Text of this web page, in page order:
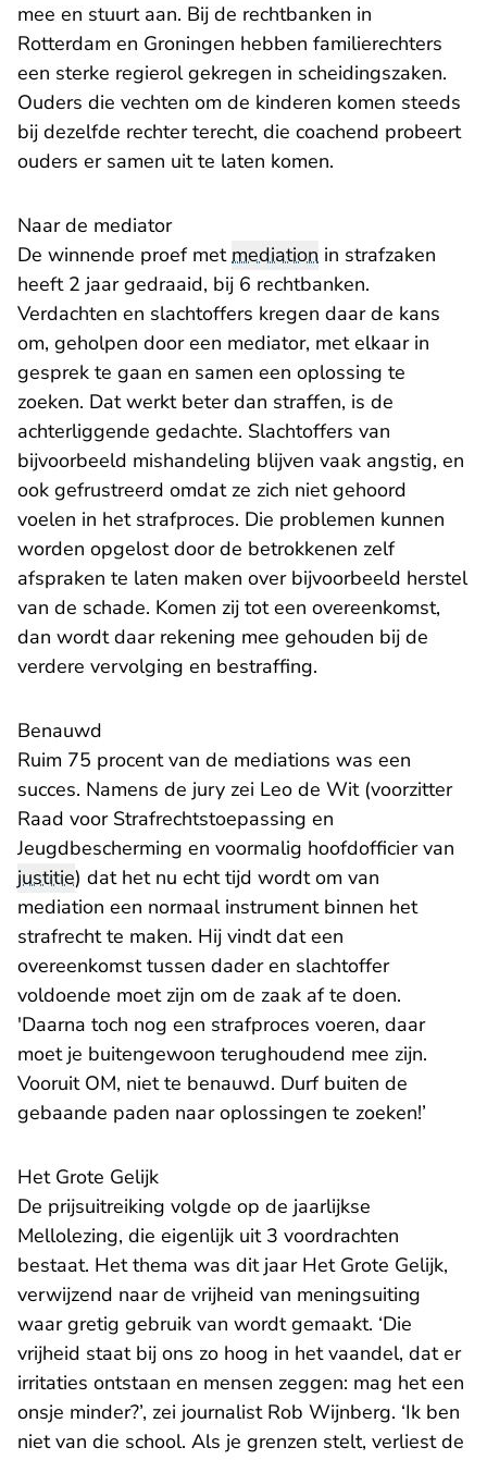
mee en stuurt aan. Bij de rechtbanken in
Rotterdam en Groningen hebben familierechters
een sterke regierol gekregen in scheidingszaken.
Ouders die vechten om de kinderen komen steeds
bij dezelfde rechter terecht, die coachend probeert
ouders er samen uit te laten komen.
Naar de mediator
De winnende proef metmediation in strafzaken
heeft 2 jaar gedraaid, bij 6 rechtbanken.
Verdachten en slachtoffers kregen daar de kans
om, geholpen door een mediator, met elkaar in
gesprek te gaan en samen een oplossing te
zoeken. Dat werkt beter dan straffen, is de
achterliggende gedachte. Slachtoffers van
bijvoorbeeld mishandeling blijven vaak angstig, en
ook gefrustreerd omdat ze zich niet gehoord
voelen in het strafproces. Die problemen kunnen
worden opgelost door de betrokkenen zelf
afspraken te laten maken over bijvoorbeeld herstel
van de schade. Komen zij tot een overeenkomst,
dan wordt daar rekening mee gehouden bij de
verdere vervolging en bestraffing.
Benauwd
Ruim 75 procent van de mediations was een
succes. Namens de jury zei Leo de Wit (voorzitter
Raad voor Strafrechtstoepassing en
Jeugdbescherming en voormalig hoofdofficier van
justitie) dat het nu echt tijd wordt om van
mediation een normaal instrument binnen het
strafrecht te maken. Hij vindt dat een
overeenkomst tussen dader en slachtoffer
voldoende moet zijn om de zaak af te doen.
'Daarna toch nog een strafproces voeren, daar
moet je buitengewoon terughoudend mee zijn.
Vooruit OM, niet te benauwd. Durf buiten de
gebaande paden naar oplossingen te zoeken!’
Het Grote Gelijk
De prijsuitreiking volgde op de jaarlijkse
Mellolezing, die eigenlijk uit 3 voordrachten
bestaat. Het thema was dit jaar Het Grote Gelijk,
verwijzend naar de vrijheid van meningsuiting
waar gretig gebruik van wordt gemaakt. ‘Die
vrijheid staat bij ons zo hoog in het vaandel, dat er
irritaties ontstaan en mensen zeggen: mag het een
onsje minder?’, zei journalist Rob Wijnberg. ‘Ik ben
niet van die school. Als je grenzen stelt, verliest de